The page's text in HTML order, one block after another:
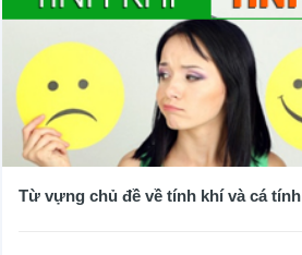
Từ vựng chủ đề về tính khí và cá tính